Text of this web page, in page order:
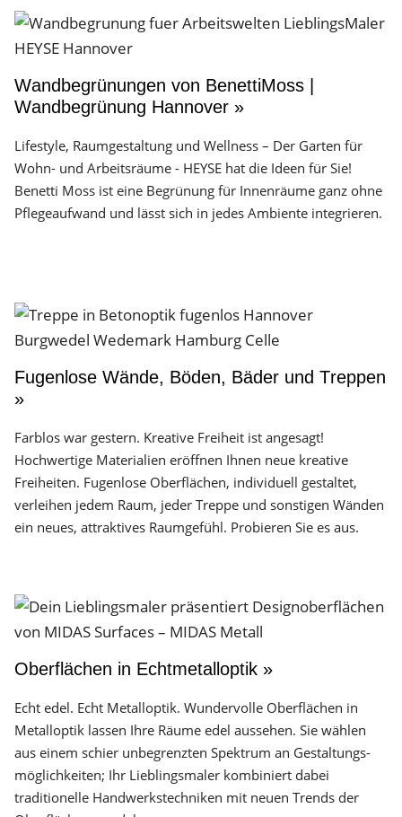
Wandbegrünungen von BenettiMoss |
Wandbegrünung Hannover »
Lifestyle, Raumgestaltung und Wellness – Der Garten für
Wohn- und Arbeitsräume - HEYSE hat die Ideen für Sie!
Benetti Moss ist eine Begrünung für Innenräume ganz ohne
Pflegeaufwand und lässt sich in jedes Ambiente integrieren.
Fugenlose Wände, Böden, Bäder und Treppen
»
Farblos war gestern. Kreative Freiheit ist angesagt!
Hochwertige Materialien eröffnen Ihnen neue kreative
Freiheiten. Fugenlose Oberflächen, individuell gestaltet,
verleihen jedem Raum, jeder Treppe und sonstigen Wänden
ein neues, attraktives Raumgefühl. Probieren Sie es aus.
Oberflächen in Echtmetalloptik »
Echt edel. Echt Metalloptik. Wundervolle Oberflächen in
Metalloptik lassen Ihre Räume edel aussehen. Sie wählen
aus einem schier unbegrenzten Spektrum an Gestaltungs­
möglichkeiten; Ihr Lieblingsmaler kombiniert dabei
traditionelle Handwerks­techniken mit neuen Trends der